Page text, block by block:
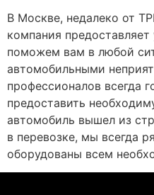
В Москве, недалеко от
компания
поможем вам в любой
автомобильными
профессионалов всегда
предоставить
автомобиль вышел из
в перевозке, мы всегда
оборудованы всем